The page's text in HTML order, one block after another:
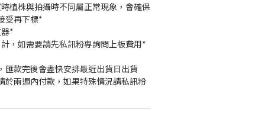
植株與拍攝時不同屬正常現象，會確保
受再下標*
*
，如需要請先私訊粉專詢問上板費用*
匯款完後會盡快安排最近出貨日出貨
於兩週內付款，如果特殊情況請私訊粉